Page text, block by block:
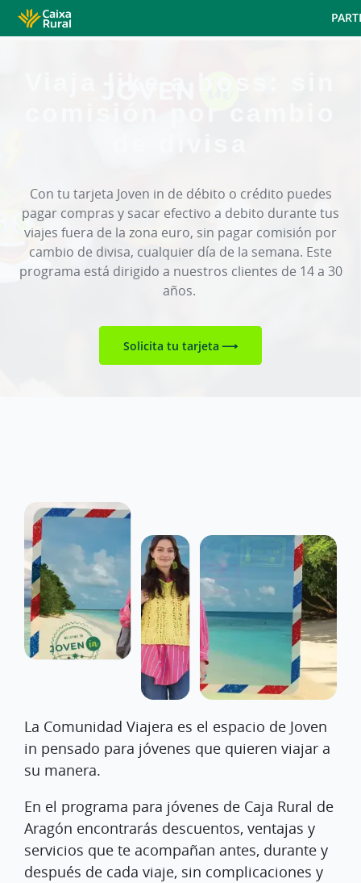
Con tu tarjeta Joven in de débito o crédito puedes
pagar compras y sacar efectivo a debito durante tus
viajes fuera de la zona euro, sin pagar comisión por
cambio de divisa, cualquier día de la semana. Este
programa está dirigido a nuestros clientes de 14 a 30
años.
Solicita tu tarjeta
La Comunidad Viajera es el espacio de Joven
in pensado para jóvenes que quieren viajar a
su manera.
En el programa para jóvenes de Caja Rural de
Aragón encontrarás descuentos, ventajas y
servicios que te acompañan antes, durante y
después de cada viaje, sin complicaciones y